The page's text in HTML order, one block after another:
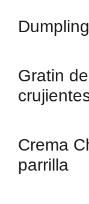
Gratin
Crema
parrilla